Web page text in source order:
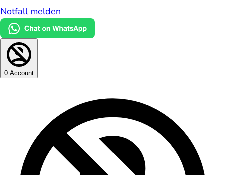
Notfall melden
0 Account